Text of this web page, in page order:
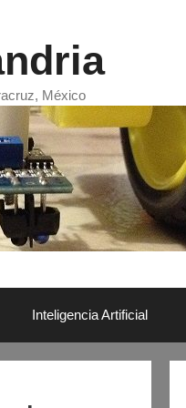
México
Inteligencia Artificial